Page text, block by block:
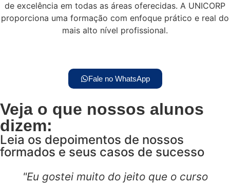
de excelência em todas as áreas oferecidas. A UNICORP
proporciona uma formação com enfoque prático e real do
mais alto nível profissional.
Fale no WhatsApp
Veja o que nossos alunos
dizem:
Leia os depoimentos de nossos
formados e seus casos de sucesso
"Eu gostei muito do jeito que o curso